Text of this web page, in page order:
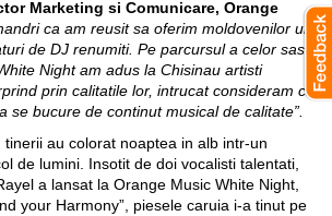
Marketing si Comunicare, Orange
ca am reusit sa oferim moldovenilor un
de DJ renumiti. Pe parcursul a celor sase
Night am adus la Chisinau artisti
prin calitatile lor, intrucat consideram ca,
se bucure de continut musical de calitate”.
au colorat noaptea in alb intr-un
de lumini. Insotit de doi vocalisti talentati,
a lansat la Orange Music White Night,
your Harmony”, piesele caruia i-a tinut pe